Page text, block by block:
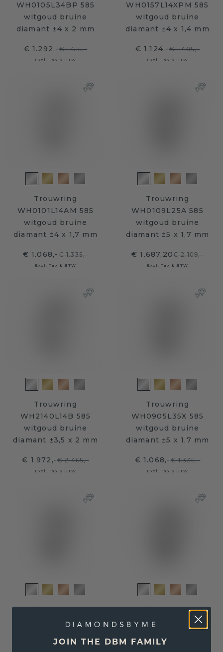
WH0105L34BP 585
witgoud bruine
diamant ±4 x 2 mm
€ 1.292,-€ 1.615,-
Excl. Tax & BTW
WH0157L14XPM 585
witgoud bruine
diamant ±4 x 1,4 mm
€ 1.124,-€ 1.405,-
Excl. Tax & BTW
Trouwring
WH0101L14AM 585
witgoud bruine
diamant ±4 x 1,7 mm
€ 1.068,-€ 1.335,-
Excl. Tax & BTW
Trouwring
WH0109L25A 585
witgoud bruine
diamant ±5 x 1,7 mm
€ 1.687,20€ 2.109,-
Excl. Tax & BTW
Trouwring
WH2140L14B 585
witgoud bruine
diamant ±3,5 x 2 mm
€ 1.972,-€ 2.465,-
Excl. Tax & BTW
Trouwring
WH0905L35X 585
witgoud bruine
diamant ±5 x 1,7 mm
€ 1.068,-€ 1.335,-
Excl. Tax & BTW
Trouwring
WH1103L25AP 585
diamant ±5 x 1,7 mm
Trouwring
WH2074L26D 585
diamant ±6 x 2,4 mm
JOIN THE DBM FAMILY